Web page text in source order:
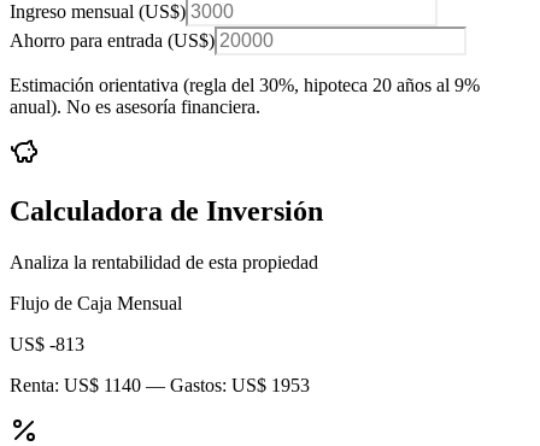
Ingreso mensual (US$)
Ahorro para entrada (US$)
Estimación orientativa (regla del 30%, hipoteca 20 años al 9%
anual). No es asesoría financiera.
Calculadora de Inversión
Analiza la rentabilidad de esta propiedad
Flujo de Caja Mensual
US$ -813
Renta: US$ 1140 — Gastos: US$ 1953